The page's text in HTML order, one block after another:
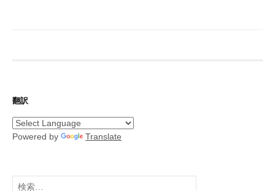
翻訳
Powered by Translate
検